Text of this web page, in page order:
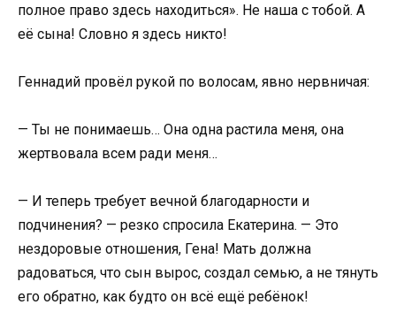
полное право здесь находиться». Не наша с тобой. А
её сына! Словно я здесь никто!
Геннадий провёл рукой по волосам, явно нервничая:
— Ты не понимаешь… Она одна растила меня, она
жертвовала всем ради меня…
— И теперь требует вечной благодарности и
подчинения? — резко спросила Екатерина. — Это
нездоровые отношения, Гена! Мать должна
радоваться, что сын вырос, создал семью, а не тянуть
его обратно, как будто он всё ещё ребёнок!